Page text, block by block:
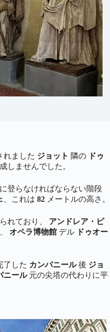
れました ジョット 隣の
ドゥ
しませんでした。
登らなければならない階段
、これは 82 メートルの高さ。
れており、 アンドレア・ピ
オペラ博物館 デル
ドゥオー
了した カンパニール後 ジョ
ニール元の尖塔の代わりに平